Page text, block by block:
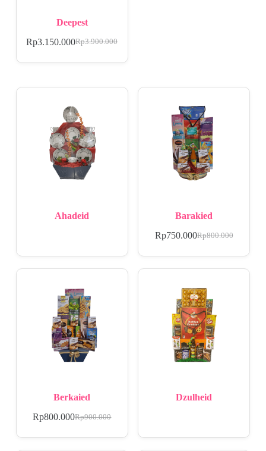
Deepest
Rp3.900.000
Rp3.150.000
Ahadeid Barakied
Rp800.000
Rp750.000
Berkaied
Rp900.000
Rp800.000
Dzulheid